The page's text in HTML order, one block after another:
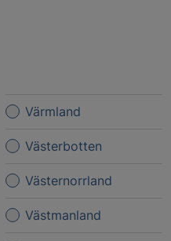
Värmland
Västerbotten
Västernorrland
Västmanland